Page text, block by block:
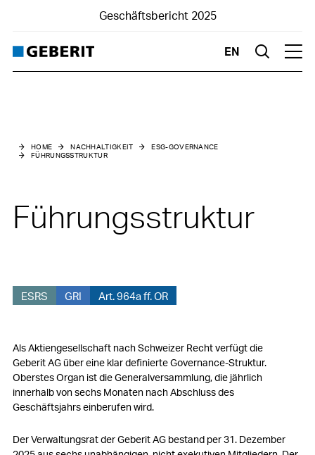
Geschäftsbericht 2025
EN Suche
Sorgfaltspflichterklärung
HOME NACHHALTIGKEIT
ESG-GOVERNANCE
FÜHRUNGSSTRUKTUR
Führungsstruktur
ESRS GRI Art. 964a ff. OR
Als Aktiengesellschaft nach Schweizer Recht verfügt die
Geberit AG über eine klar definierte Governance-Struktur.
Oberstes Organ ist die Generalversammlung, die jährlich
innerhalb von sechs Monaten nach Abschluss des
Geschäftsjahrs einberufen wird.
Der Verwaltungsrat der Geberit AG bestand per 31. Dezember